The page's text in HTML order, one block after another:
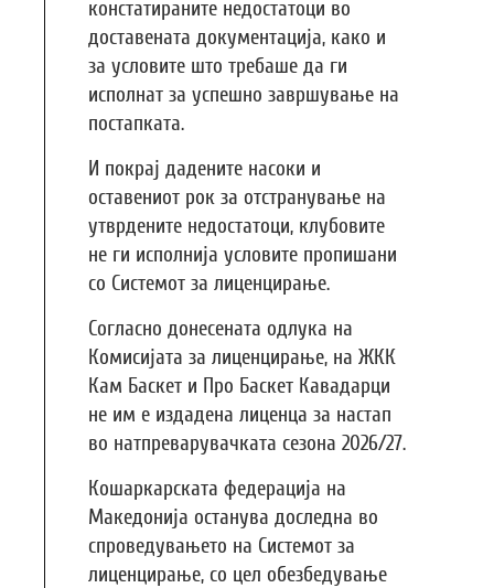
констатираните недостатоци во
доставената документација, како и
за условите што требаше да ги
исполнат за успешно завршување на
постапката.
И покрај дадените насоки и
оставениот рок за отстранување на
утврдените недостатоци, клубовите
не ги исполнија условите пропишани
со Системот за лиценцирање.
Согласно донесената одлука на
Комисијата за лиценцирање, на ЖКК
Кам Баскет и Про Баскет Кавадарци
не им е издадена лиценца за настап
во натпреварувачката сезона 2026/27.
Кошаркарската федерација на
Македонија останува доследна во
спроведувањето на Системот за
лиценцирање, со цел обезбедување